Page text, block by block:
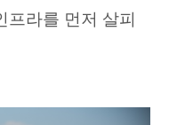
프라를 먼저 살피